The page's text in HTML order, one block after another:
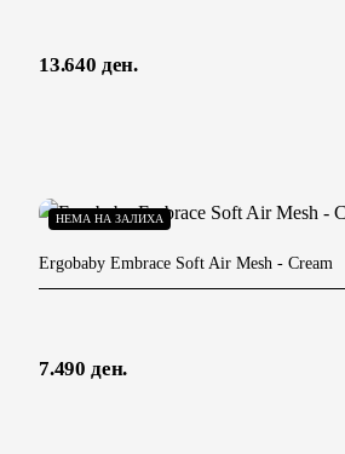
13.640 ден.
НЕМА НА ЗАЛИХА
Ergobaby Embrace Soft Air Mesh - Cream
7.490 ден.